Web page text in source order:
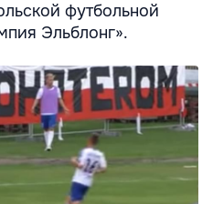
футбольной
Эльблонг».